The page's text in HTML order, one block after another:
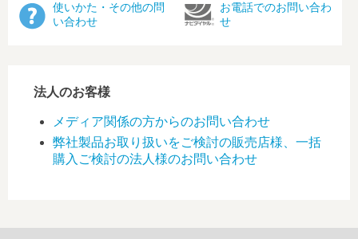
使いかた・その他の問
い合わせ
お電話でのお問い合わ
せ
法人のお客様
メディア関係の方からのお問い合わせ
弊社製品お取り扱いをご検討の販売店様、一括
購入ご検討の法人様のお問い合わせ